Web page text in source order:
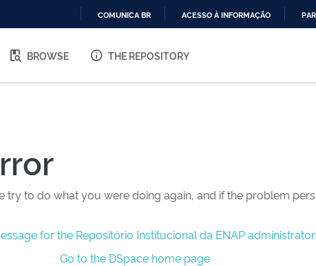
O
COMUNICA BR ACESSO À INFORMAÇÃO
BROWSE THE REPOSITORY
try to do what you were doing again, and if the problem
for the Repositório Institucional da ENAP
Go to the DSpace home page